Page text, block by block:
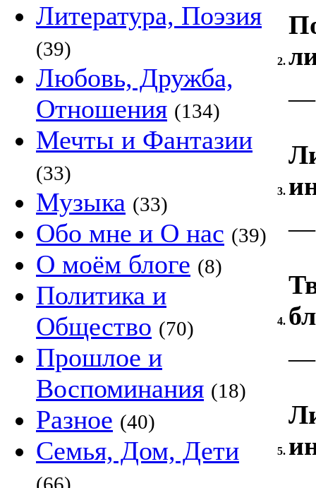
Литература, Поэзия
(39)
Любовь, Дружба,
Отношения (134)
Мечты и Фантазии
(33)
Музыка (33)
Обо мне и О нас (39)
О моём блоге (8)
Политика и
Общество (70)
Прошлое и
Воспоминания (18)
Разное (40)
Семья, Дом, Дети
2.
—
3.
—
4.
—
5.